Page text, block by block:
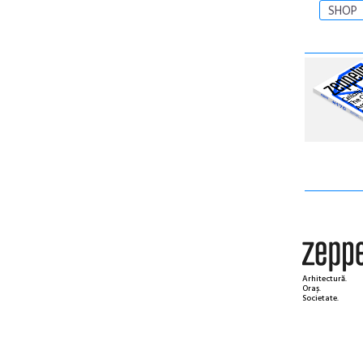
SHOP
Arhitectură.
Oraș.
Societate.